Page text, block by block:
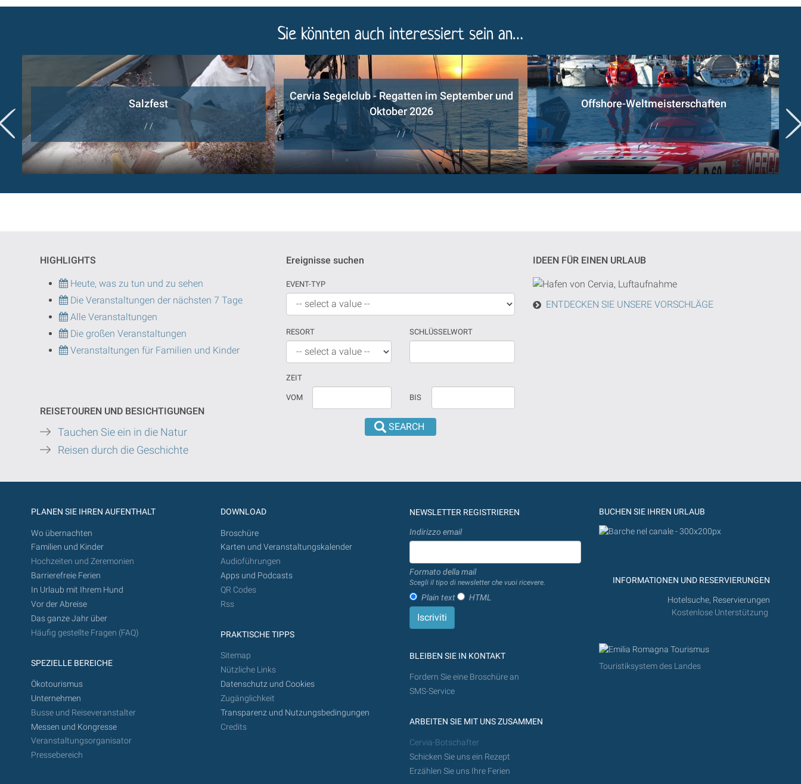
Sie könnten auch interessiert sein an…
Salzfest
/ /
Cervia Segelclub - Regatten im September und
Oktober 2026
/ /
Offshore-Weltmeisterschaften
/ /
HIGHLIGHTS
Heute, was zu tun und zu sehen
Die Veranstaltungen der nächsten 7 Tage
Alle Veranstaltungen
Die großen Veranstaltungen
Veranstaltungen für Familien und Kinder
REISETOUREN UND BESICHTIGUNGEN
Tauchen Sie ein in die Natur
Reisen durch die Geschichte
Ereignisse suchen
EVENT-TYP
RESORT SCHLÜSSELWORT
ZEIT
Wenn
der
getan
Datum
VOM BIS
IDEEN FÜR EINEN URLAUB
ENTDECKEN SIE UNSERE VORSCHLÄGE
PLANEN SIE IHREN AUFENTHALT
Wo übernachten
Familien und Kinder
Hochzeiten und Zeremonien
Barrierefreie Ferien
In Urlaub mit Ihrem Hund
Vor der Abreise
Das ganze Jahr über
Häufig gestellte Fragen (FAQ)
SPEZIELLE BEREICHE
Ökotourismus
Unternehmen
Busse und Reiseveranstalter
Messen und Kongresse
Veranstaltungsorganisator
Pressebereich
DOWNLOAD
Broschüre
Karten und Veranstaltungskalender
Audioführungen
Apps und Podcasts
QR Codes
Rss
PRAKTISCHE TIPPS
Sitemap
Nützliche Links
Datenschutz und Cookies
Zugänglichkeit
Transparenz und Nutzungsbedingungen
Credits
NEWSLETTER REGISTRIEREN
Indirizzo email
Formato della mail
Scegli il tipo di newsletter che vuoi ricevere.
Plain text HTML
BLEIBEN SIE IN KONTAKT
Fordern Sie eine Broschüre an
SMS-Service
ARBEITEN SIE MIT UNS ZUSAMMEN
Cervia-Botschafter
Schicken Sie uns ein Rezept
Erzählen Sie uns Ihre Ferien
BUCHEN SIE IHREN URLAUB
INFORMATIONEN UND RESERVIERUNGEN
Hotelsuche, Reservierungen
Kostenlose Unterstützung
Touristiksystem des Landes